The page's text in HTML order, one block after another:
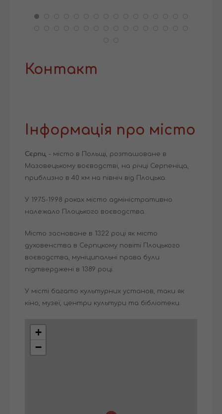
Контакт
Інформація про місто
Сєрпц - місто в Польщі, розташоване в
Мазовецькому воєводстві, на річці Серпеніца,
приблизно в 40 км на північ від Плоцька.
У 1975-1998 роках місто адміністративно
належало Плоцького воєводства.
Місто засноване в 1322 році як місто
духовенства в Серпцкому повіті Плоцького
воєводства, муніципальні права були
підтверджені в 1389 році.
У місті багато культурних установ, таки як
кіно, музеї, центри культури та бібліотеки.
+
−